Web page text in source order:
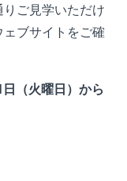
ご見学いただけ
ブサイトをご確
（火曜日）から